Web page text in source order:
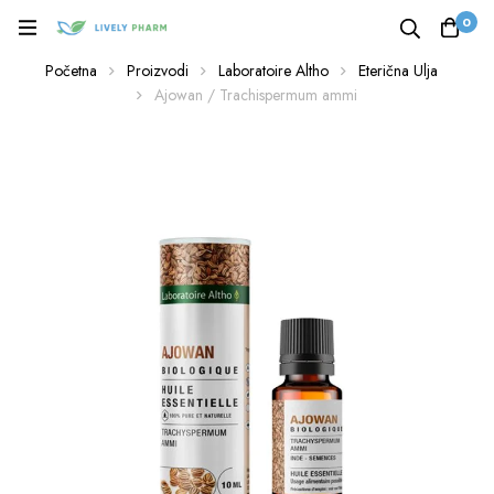
0
Početna Proizvodi Laboratoire Altho
Eterična Ulja
Ajowan / Trachispermum ammi